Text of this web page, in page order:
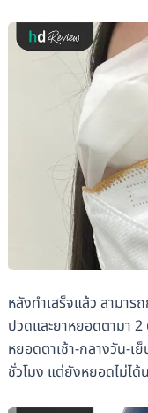
หลังทำเสร็จแล้ว สามาร
ปวดและยาหยอดตามา 2
หยอดตาเช้า-กลางวัน-เ
ชั่วโมง แต่ยังหยอดไม่ไ